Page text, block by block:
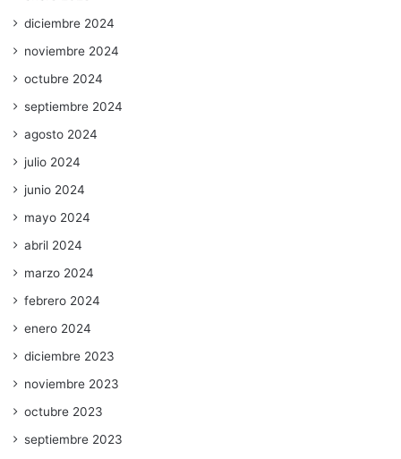
diciembre 2024
noviembre 2024
octubre 2024
septiembre 2024
agosto 2024
julio 2024
junio 2024
mayo 2024
abril 2024
marzo 2024
febrero 2024
enero 2024
diciembre 2023
noviembre 2023
octubre 2023
septiembre 2023